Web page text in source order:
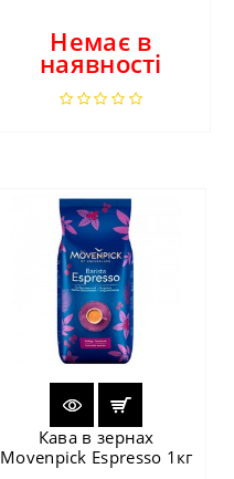
Немає в
наявності
Кава в зернах
Movenpick Espresso 1кг